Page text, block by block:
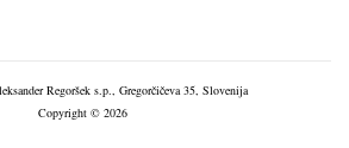
Regoršek s.p., Gregorčičeva 35, Slovenija
Copyright © 2026